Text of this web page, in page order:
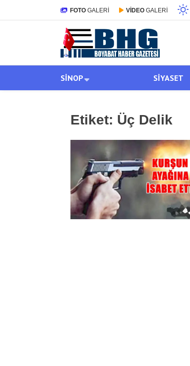
FOTO GALERİ VİDEO GALERİ
SINOP SIYASET
Etiket: Üç Delik